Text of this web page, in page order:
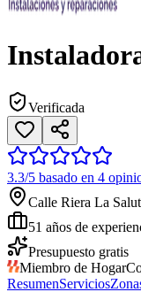
Verificada
3.3/5 basado en 4
Calle Riera La
51 años de
Presupuesto gratis
Miembro de
ResumenServicios